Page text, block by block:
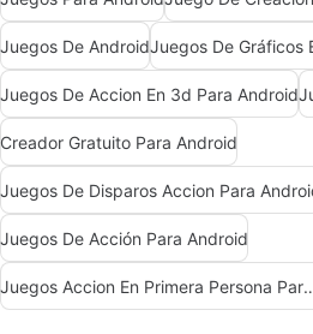
Juegos De AndroidJuegos De Gráficos
Juegos De Accion En 3d Para Android
Creador Gratuito Para Android
Juegos De Disparos Accion Para
Juegos De Acción Para Android
Juegos Accion En